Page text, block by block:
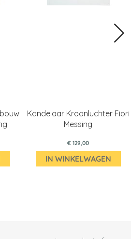
Kandelaar Kroonluchter Fiori
Messing
€ 129,00
IN WINKELWAGEN